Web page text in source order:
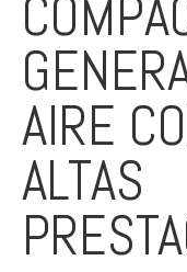
AIRE
ALTAS